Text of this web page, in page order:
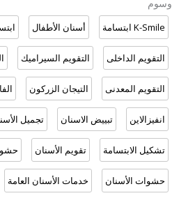
وسوم
K-Smile ابتسامة أسنان الأطفال
التقويم الداخلى التقويم السيراميك
التقويم المعدنى التيجان الزركون
انفيزالاين تبييض الاسنان تجميل
تشكيل الابتسامة تقويم الأسنان
حشوات الأسنان خدمات الأسنان العامة